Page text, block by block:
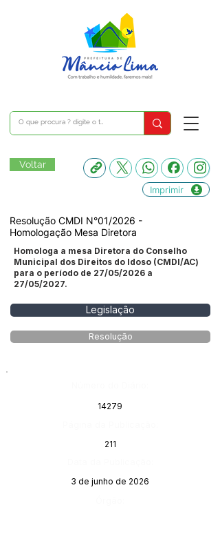
Voltar
Imprimir
Resolução CMDI N°01/2026 -
Homologação Mesa Diretora
Homologa a mesa Diretora do Conselho
Municipal dos Direitos do Idoso (CMDI/AC)
para o período de 27/05/2026 a
27/05/2027.
Legislação
Resolução
14279
211
3 de junho de 2026